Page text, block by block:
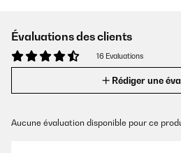
Évaluations des clients
16 Evaluations
Rédiger une
Aucune évaluation disponible pour ce